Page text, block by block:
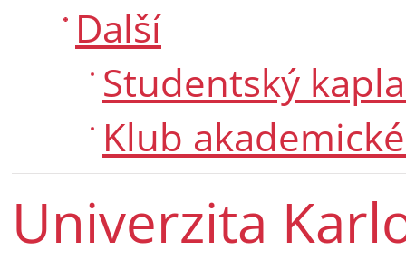
Další
Studentský
Klub
Univerzita